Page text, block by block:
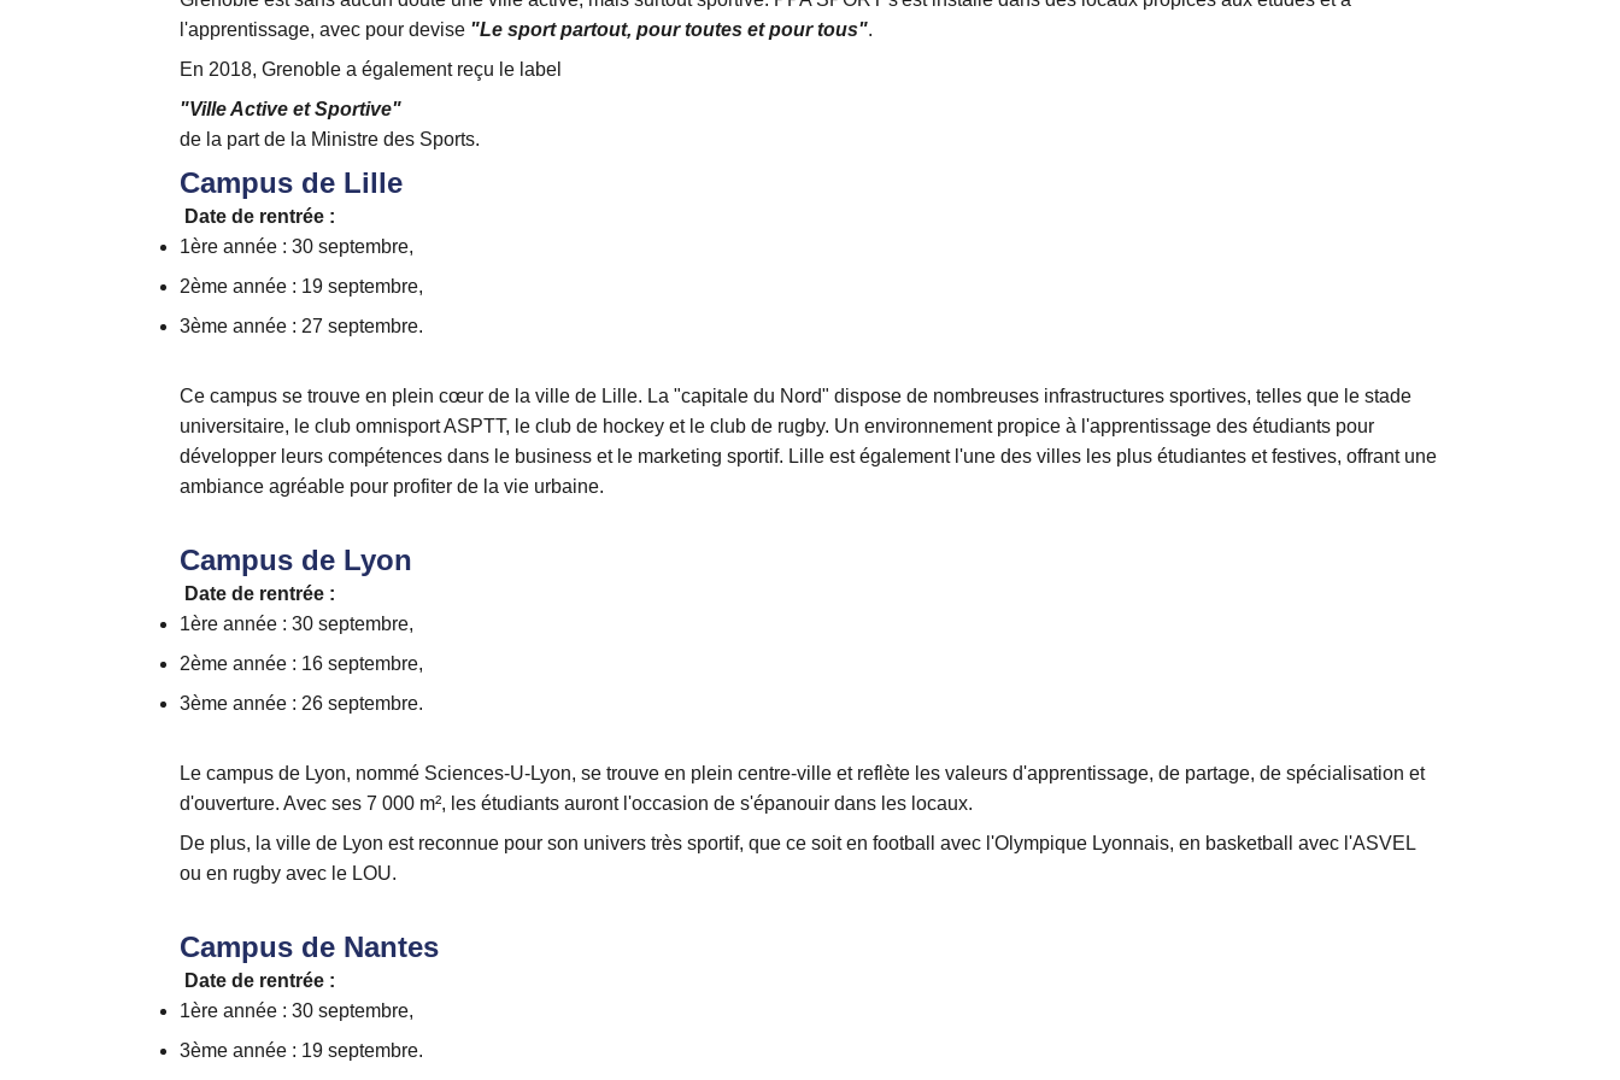
l'apprentissage, avec pour devise "Le sport partout, pour toutes et pour tous".
En 2018, Grenoble a également reçu le label
"Ville Active et Sportive"
de la part de la Ministre des Sports.
Campus de Lille
Date de rentrée :
1ère année : 30 septembre,
2ème année : 19 septembre,
3ème année : 27 septembre.
Ce campus se trouve en plein cœur de la ville de Lille. La "capitale du Nord" dispose de nombreuses infrastructures sportives, telles que le stade
universitaire, le club omnisport ASPTT, le club de hockey et le club de rugby. Un environnement propice à l'apprentissage des étudiants pour
développer leurs compétences dans le business et le marketing sportif. Lille est également l'une des villes les plus étudiantes et festives, offrant une
ambiance agréable pour profiter de la vie urbaine.
Campus de Lyon
Date de rentrée :
1ère année : 30 septembre,
2ème année : 16 septembre,
3ème année : 26 septembre.
Le campus de Lyon, nommé Sciences-U-Lyon, se trouve en plein centre-ville et reflète les valeurs d'apprentissage, de partage, de spécialisation et
d'ouverture. Avec ses 7 000 m², les étudiants auront l'occasion de s'épanouir dans les locaux.
De plus, la ville de Lyon est reconnue pour son univers très sportif, que ce soit en football avec l'Olympique Lyonnais, en basketball avec l'ASVEL
ou en rugby avec le LOU.
Campus de Nantes
Date de rentrée :
1ère année : 30 septembre,
3ème année : 19 septembre.